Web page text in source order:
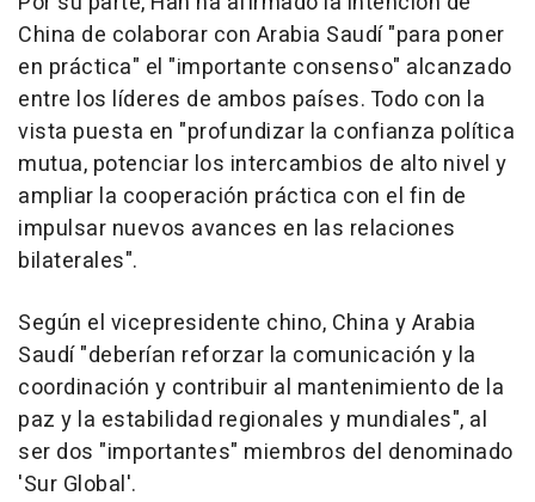
China de colaborar con Arabia Saudí "para poner
en práctica" el "importante consenso" alcanzado
entre los líderes de ambos países. Todo con la
vista puesta en "profundizar la confianza política
mutua, potenciar los intercambios de alto nivel y
ampliar la cooperación práctica con el fin de
impulsar nuevos avances en las relaciones
bilaterales".
Según el vicepresidente chino, China y Arabia
Saudí "deberían reforzar la comunicación y la
coordinación y contribuir al mantenimiento de la
paz y la estabilidad regionales y mundiales", al
ser dos "importantes" miembros del denominado
'Sur Global'.